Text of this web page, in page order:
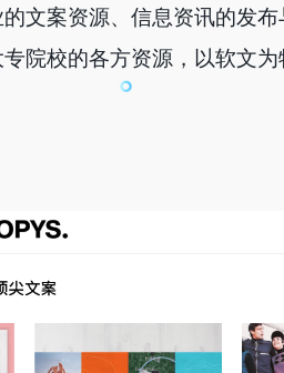
文案资源、信息资讯的发
院校的各方资源，以软文